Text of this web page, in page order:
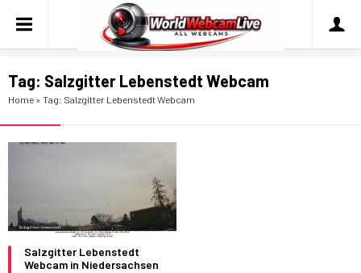
Tag: Salzgitter Lebenstedt Webcam
Home » Tag: Salzgitter Lebenstedt Webcam
Salzgitter Lebenstedt
Webcam in Niedersachsen